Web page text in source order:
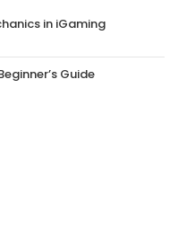
in iGaming
Guide